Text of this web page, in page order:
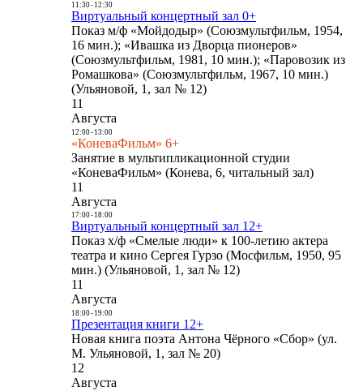
11:30- 12:30
Виртуальный концертный зал 0+
Показ м/ф «Мойдодыр» (Союзмультфильм, 1954,
16 мин.); «Ивашка из Дворца пионеров»
(Союзмультфильм, 1981, 10 мин.); «Паровозик из
Ромашкова» (Союзмультфильм, 1967, 10 мин.)
(Ульяновой, 1, зал № 12)
11
Августа
12:00- 13:00
«КоневаФильм» 6+
Занятие в мультипликационной студии
«КоневаФильм» (Конева, 6, читальный зал)
11
Августа
17:00- 18:00
Виртуальный концертный зал 12+
Показ х/ф «Смелые люди» к 100-летию актера
театра и кино Сергея Гурзо (Мосфильм, 1950, 95
мин.) (Ульяновой, 1, зал № 12)
11
Августа
18:00- 19:00
Презентация книги 12+
Новая книга поэта Антона Чёрного «Сбор» (ул.
М. Ульяновой, 1, зал № 20)
12
Августа